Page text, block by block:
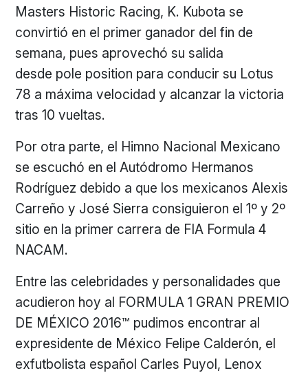
Masters Historic Racing, K. Kubota se
convirtió en el primer ganador del fin de
semana, pues aprovechó su salida
desde pole position para conducir su Lotus
78 a máxima velocidad y alcanzar la victoria
tras 10 vueltas.
Por otra parte, el Himno Nacional Mexicano
se escuchó en el Autódromo Hermanos
Rodríguez debido a que los mexicanos Alexis
Carreño y José Sierra consiguieron el 1º y 2º
sitio en la primer carrera de FIA Formula 4
NACAM.
Entre las celebridades y personalidades que
acudieron hoy al FORMULA 1 GRAN PREMIO
DE MÉXICO 2016™ pudimos encontrar al
expresidente de México Felipe Calderón, el
exfutbolista español Carles Puyol, Lenox